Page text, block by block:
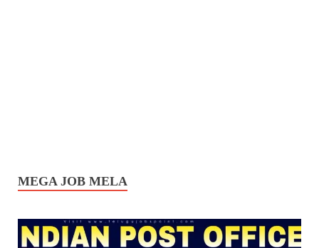
MEGA JOB MELA